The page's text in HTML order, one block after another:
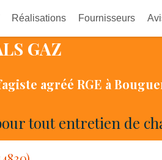
Réalisations Fournisseurs
tout entretien de
GAZ
agréé RGE à